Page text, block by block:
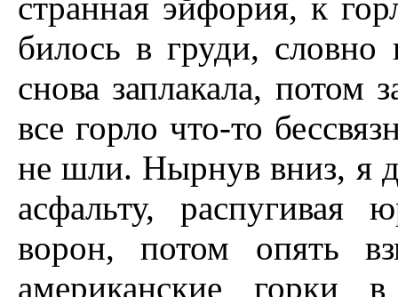
билось в груди,
снова заплакала, потом
все горло что-то
не шли. Hырнув вниз, я
асфальту,
ворон, потом опять
американские горки